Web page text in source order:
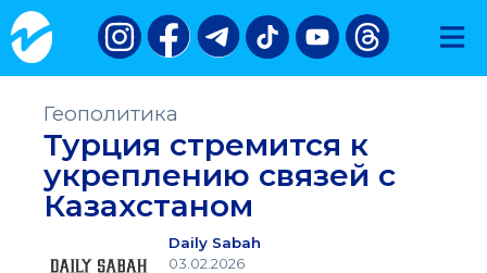
Геополитика
Турция стремится к
укреплению связей с
Казахстаном
Daily Sabah
03.02.2026